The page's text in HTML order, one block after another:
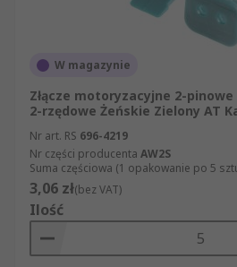
W magazynie
Złącze motoryzacyjne 2-
2-rzędowe Żeńskie Zielony AT
Nr art. RS 696-4219
Nr części producenta AW2S
Suma częściowa (1 opakowanie po 5
3,06 zł(bez VAT)
Ilość